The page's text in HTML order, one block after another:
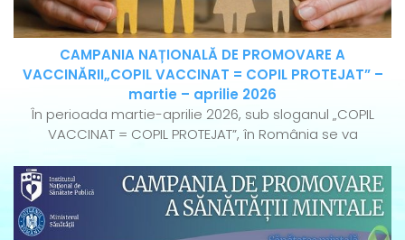
CAMPANIA NAȚIONALĂ DE PROMOVARE A
VACCINĂRII„COPIL VACCINAT = COPIL PROTEJAT” –
martie – aprilie 2026
În perioada martie-aprilie 2026, sub sloganul „COPIL
VACCINAT = COPIL PROTEJAT”, în România se va